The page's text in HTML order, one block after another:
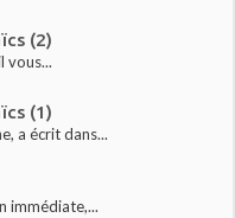
(2)
vous...
(1)
a écrit dans...
immédiate,...